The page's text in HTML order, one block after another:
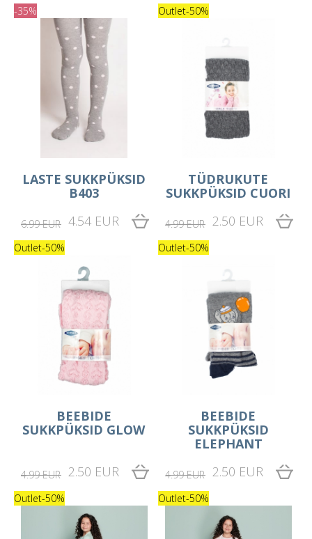
-35%
LASTE SUKKPÜKSID
B403
6.99 EUR 4.54 EUR
Outlet-50%
TÜDRUKUTE
SUKKPÜKSID CUORI
4.99 EUR 2.50 EUR
Outlet-50%
BEEBIDE
SUKKPÜKSID GLOW
4.99 EUR 2.50 EUR
Outlet-50%
BEEBIDE
SUKKPÜKSID
ELEPHANT
4.99 EUR 2.50 EUR
Outlet-50% Outlet-50%